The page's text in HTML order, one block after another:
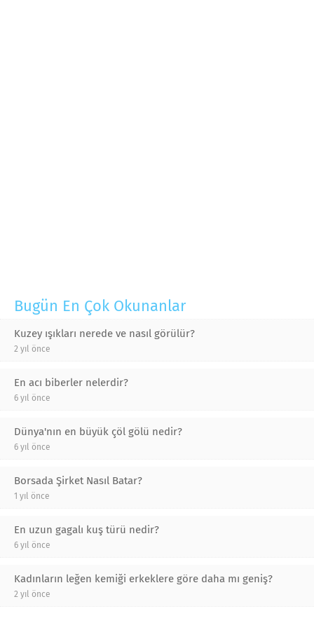
Bugün En Çok Okunanlar
Kuzey ışıkları nerede ve nasıl görülür?
2 yıl önce
En acı biberler nelerdir?
6 yıl önce
Dünya'nın en büyük çöl gölü nedir?
6 yıl önce
Borsada Şirket Nasıl Batar?
1 yıl önce
En uzun gagalı kuş türü nedir?
6 yıl önce
Kadınların leğen kemiği erkeklere göre daha mı geniş?
2 yıl önce